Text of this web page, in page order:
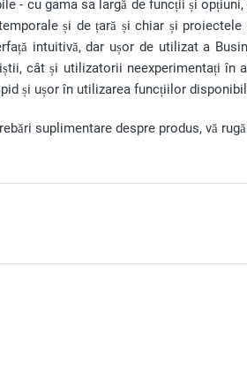
- cu gama sa largă de funcții și
și de țară și chiar și
intuitivă, dar ușor de utilizat a
cât și utilizatorii neexperimentați în
și ușor în utilizarea funcțiilor
suplimentare despre produs, vă